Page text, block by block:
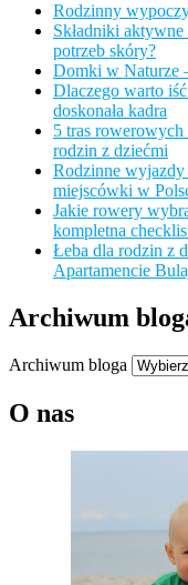
Rodzinny
Składniki
potrzeb skóry?
Domki w Naturze
Dlaczego warto
doskonała kadra
5 tras
rodzin z dziećmi
Rodzinne
miejscówki w
Jakie rowery
kompletna
Łeba dla rodzin z
Apartamencie
Archiwum
Archiwum bloga
O nas